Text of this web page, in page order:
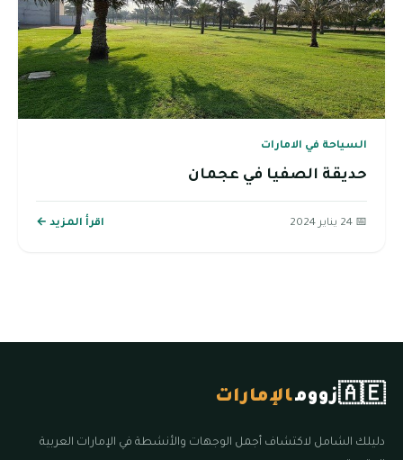
السياحة في الامارات
حديقة الصفيا في عجمان
📅 24 يناير 2024 اقرأ المزيد ←
🇦🇪زوومالإمارات
دليلك الشامل لاكتشاف أجمل الوجهات والأنشطة في الإمارات العربية